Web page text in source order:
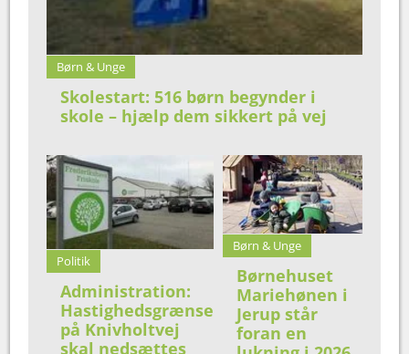
Børn & Unge
Skolestart: 516 børn begynder i
skole – hjælp dem sikkert på vej
Politik
Administration:
Hastighedsgrænse
på Knivholtvej
skal nedsættes
Børn & Unge
Børnehuset
Mariehønen i
Jerup står
foran en